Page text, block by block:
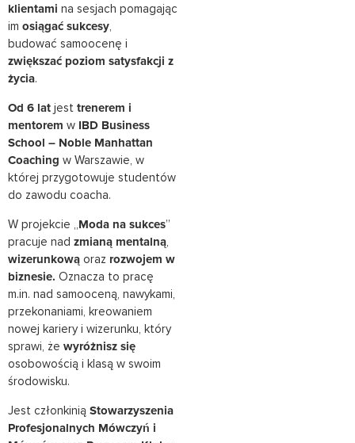
klientami na sesjach pomagając
im osiągać sukcesy
budować samoocenę i
zwiększać poziom satysfakcji z
życia.
Od 6 lat jest trenerem i
mentorem w IBD Business
School – Noble Manhattan
Coaching w Warszawie, w
której przygotowuje studentów
do zawodu coacha.
W projekcie „ Moda na sukces”
pracuje nad zmianą mentalną
wizerunkową oraz rozwojem w
biznesie. Oznacza to pracę
m.in. nad samooceną, nawykami,
przekonaniami, kreowaniem
nowej kariery i wizerunku, który
sprawi, że wyróżnisz się
osobowością i klasą w swoim
środowisku.
Jest członkinią Stowarzyszenia
Profesjonalnych Mówczyń i